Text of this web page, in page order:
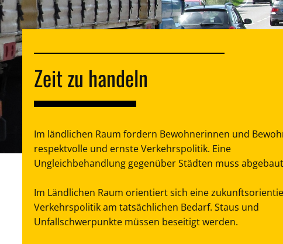
Zeit zu handeln
Im ländlichen Raum fordern Bewohnerinnen und
respektvolle und ernste Verkehrspolitik. Eine
Ungleichbehandlung gegenüber Städten muss
Im Ländlichen Raum orientiert sich eine
Verkehrspolitik am tatsächlichen Bedarf. Staus und
Unfallschwerpunkte müssen beseitigt werden.